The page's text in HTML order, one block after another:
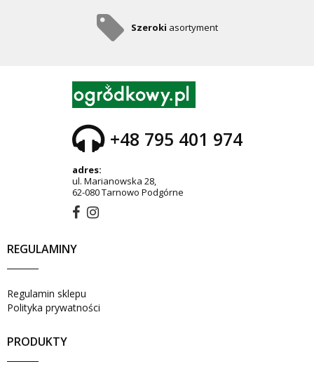
Szeroki asortyment
+48 795 401 974
adres:
ul. Marianowska 28,
62-080 Tarnowo Podgórne
REGULAMINY
Regulamin sklepu
Polityka prywatności
PRODUKTY